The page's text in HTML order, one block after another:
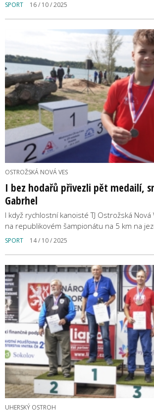
SPORT 16 / 10 / 2025
OSTROŽSKÁ NOVÁ VES
I bez hodařů přivezli pět medailí,
Gabrhel
I když rychlostní kanoisté TJ Ostrožská Nová
na republikovém šampionátu na 5 km na
SPORT 14 / 10 / 2025
UHERSKÝ OSTROH